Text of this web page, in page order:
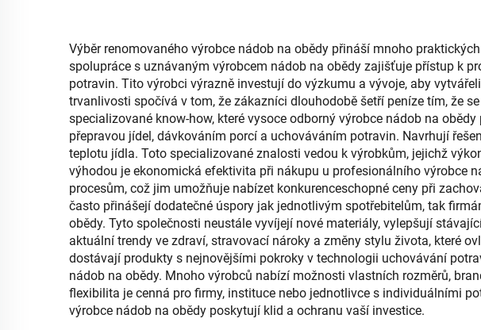
Výběr renomovaného výrobce nádob na obědy přináší mnoho
spolupráce s uznávaným výrobcem nádob na obědy zajišťuje přístup k
potravin. Tito výrobci výrazně investují do výzkumu a vývoje, aby
trvanlivosti spočívá v tom, že zákazníci dlouhodobě šetří peníze tím, že
specializované know-how, které vysoce odborný výrobce nádob na
přepravou jídel, dávkováním porcí a uchováváním potravin. Navrhují
teplotu jídla. Toto specializované znalosti vedou k výrobkům, jejichž
výhodou je ekonomická efektivita při nákupu u profesionálního výrobce
procesům, což jim umožňuje nabízet konkurenceschopné ceny při
často přinášejí dodatečné úspory jak jednotlivým spotřebitelům, tak
obědy. Tyto společnosti neustále vyvíjejí nové materiály, vylepšují
aktuální trendy ve zdraví, stravovací nároky a změny stylu života, které
dostávají produkty s nejnovějšími pokroky v technologii uchovávání
nádob na obědy. Mnoho výrobců nabízí možnosti vlastních rozměrů,
flexibilita je cenná pro firmy, instituce nebo jednotlivce s individuálními
výrobce nádob na obědy poskytují klid a ochranu vaší investice.